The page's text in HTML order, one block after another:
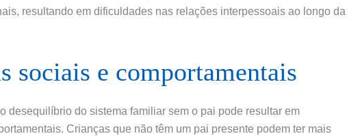
resultando em dificuldades nas relações interpessoais ao longo da
sociais e comportamentais
desequilíbrio do sistema familiar sem o pai pode resultar em
Crianças que não têm um pai presente podem ter mais